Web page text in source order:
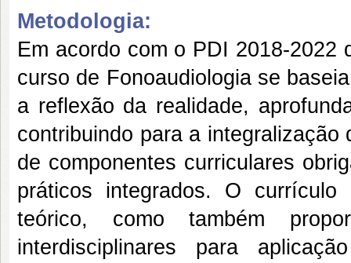
Metodologia:
Em acordo com o PDI 2018-2022
curso de Fonoaudiologia se
a reflexão da realidade,
contribuindo para a
de componentes curriculares
práticos integrados. O
teórico, como também
interdisciplinares para